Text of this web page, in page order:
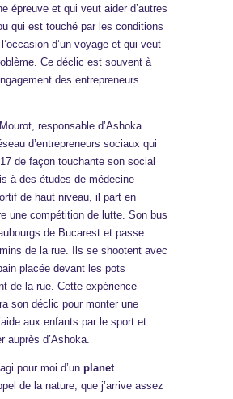
épreuve et qui veut aider d’autres
qui est touché par les conditions
d’un voyage et qui veut
Ce déclic est souvent à
des entrepreneurs
responsable d’Ashoka
d’entrepreneurs sociaux qui
de façon touchante son social
à des études de médecine
de haut niveau, il part en
une compétition de lutte. Son bus
de Bucarest et passe
de la rue. Ils se shootent avec
placée devant les pots
de la rue. Cette expérience
son déclic pour monter une
aux enfants par le sport et
auprès d’Ashoka.
pour moi d’un planet
de la nature, que j’arrive assez